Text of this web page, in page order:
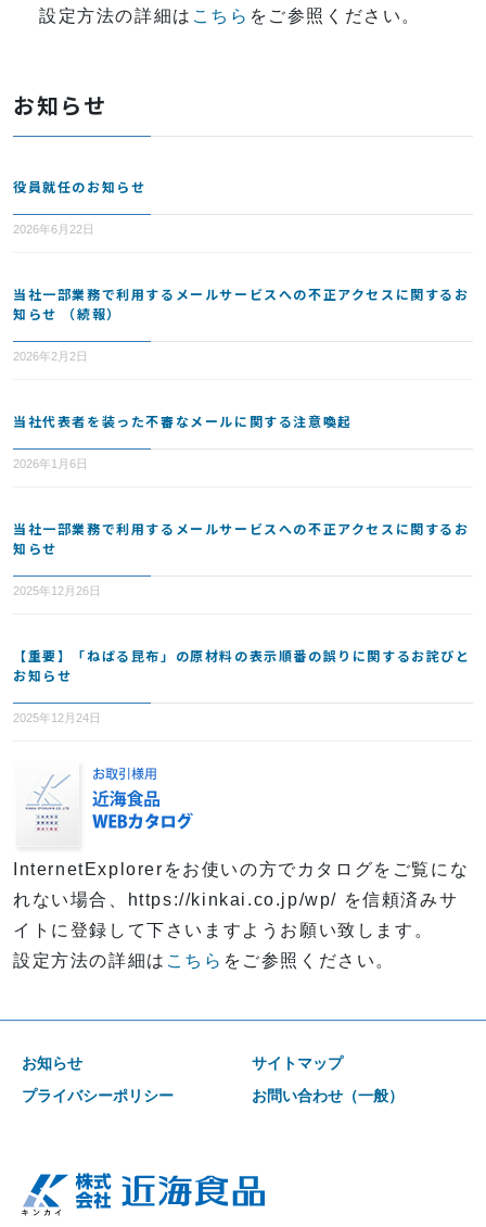
設定方法の詳細は こちら をご参照ください。
お知らせ
役員就任のお知らせ
2026年6月22日
当社一部業務で利用するメールサービスへの不正アクセスに関するお
知らせ （続報）
2026年2月2日
当社代表者を装った不審なメールに関する注意喚起
2026年1月6日
当社一部業務で利用するメールサービスへの不正アクセスに関するお
知らせ
2025年12月26日
【重要】「ねばる昆布」の原材料の表示順番の誤りに関するお詫びと
お知らせ
2025年12月24日
InternetExplorerをお使いの方でカタログをご覧にな
れない場合、https://kinkai.co.jp/wp/ を信頼済みサ
イトに登録して下さいますようお願い致します。
設定方法の詳細は こちら をご参照ください。
お知らせ
サイトマップ
プライバシーポリシー
お問い合わせ（一般）